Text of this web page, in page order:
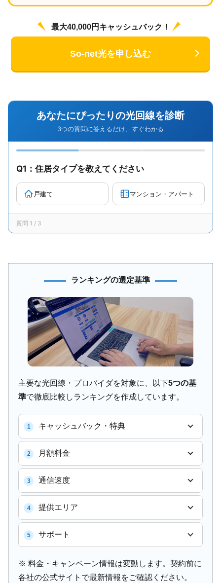
最大40,000円キャッシュバック！
So-net光を申し込む
あなたにぴったりの光回線を診断
3つの質問に答えるだけ、すぐわかる
Q1：住居タイプを教えてください
戸建て マンション・アパート
質問 1 / 3
ランキングの選定基準
主要な光回線・プロバイダを対象に、以下5つの基
準で徹底比較しランキングを作成しています。
1 キャッシュバック・特典
2 月額料金
3 通信速度
4 提供エリア
5 サポート
※ 料金・キャンペーン情報は変動します。契約前に
各社の公式サイトで最新情報をご確認ください。